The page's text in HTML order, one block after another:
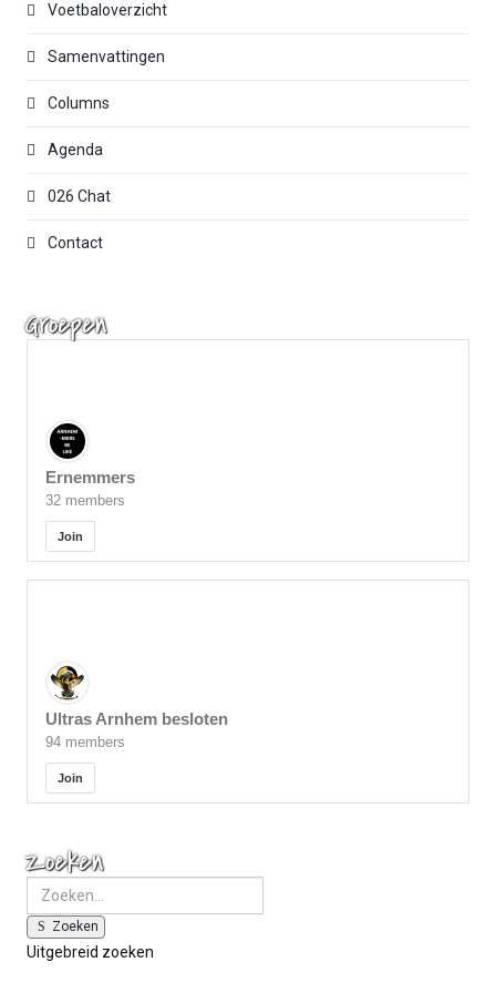
Voetbaloverzicht
Samenvattingen
Columns
Agenda
026 Chat
Contact
Groepen
Ernemmers
32 members
Join
Ultras Arnhem besloten
94 members
Join
Zoeken
Zoeken
Uitgebreid zoeken